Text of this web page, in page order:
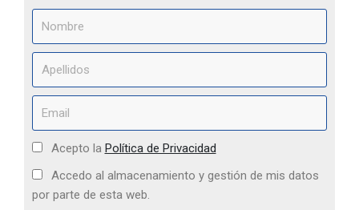
Acepto la Política de Privacidad
Accedo al almacenamiento y gestión de mis datos
por parte de esta web.